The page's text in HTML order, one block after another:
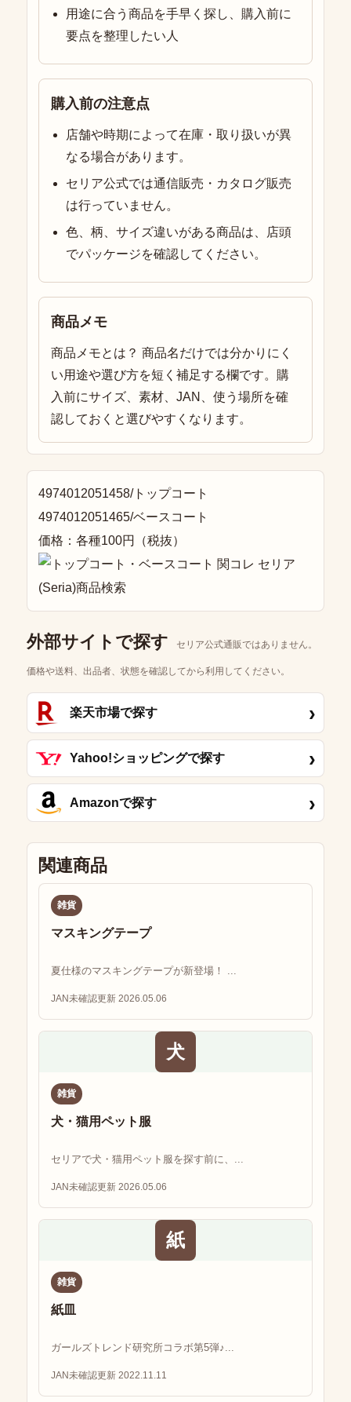
用途に合う商品を手早く探し、購入前に
要点を整理したい人
購入前の注意点
店舗や時期によって在庫・取り扱いが異
なる場合があります。
セリア公式では通信販売・カタログ販売
は行っていません。
色、柄、サイズ違いがある商品は、店頭
でパッケージを確認してください。
商品メモ
商品メモとは？ 商品名だけでは分かりにく
い用途や選び方を短く補足する欄です。購
入前にサイズ、素材、JAN、使う場所を確
認しておくと選びやすくなります。
4974012051458/トップコート
4974012051465/ベースコート
価格：各種100円（税抜）
外部サイトで探す セリア公式通販ではありません。
価格や送料、出品者、状態を確認してから利用してください。
楽天市場で探す ›
Yahoo!ショッピングで探す ›
Amazonで探す ›
関連商品
雑貨
マスキングテープ
夏仕様のマスキングテープが新登場！ ...
JAN未確認更新 2026.05.06
犬
雑貨
犬・猫用ペット服
セリアで犬・猫用ペット服を探す前に、...
JAN未確認更新 2026.05.06
紙
雑貨
紙皿
ガールズトレンド研究所コラボ第5弾♪...
JAN未確認更新 2022.11.11